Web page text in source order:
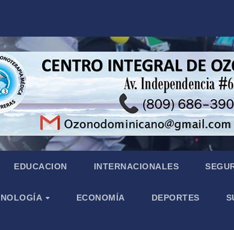
EDUCACION INTERNACIONALES
ECONOMÍA DEPORTES